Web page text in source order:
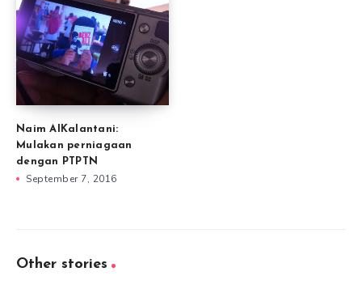
Naim AlKalantani:
Mulakan perniagaan
dengan PTPTN
September 7, 2016
Other stories